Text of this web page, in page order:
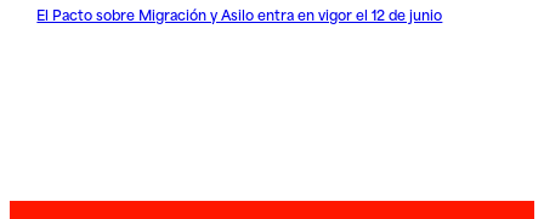
El Pacto sobre Migración y Asilo entra en vigor el 12 de junio